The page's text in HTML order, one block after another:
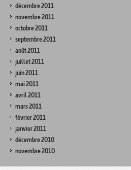
décembre 2011
novembre 2011
octobre 2011
septembre 2011
août 2011
juillet 2011
juin 2011
mai 2011
avril 2011
mars 2011
février 2011
janvier 2011
décembre 2010
novembre 2010